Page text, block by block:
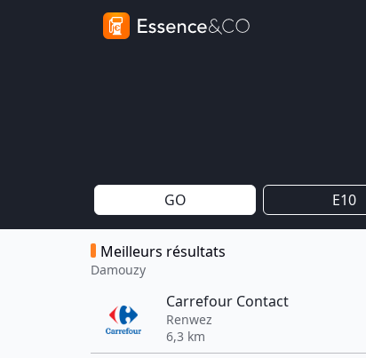
GO E10
Meilleurs résultats
Damouzy
Carrefour Contact
Renwez
6,3 km